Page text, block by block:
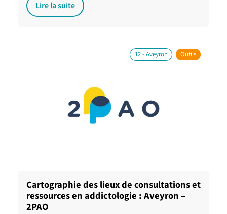
Lire la suite
12 - Aveyron Outils
Cartographie des lieux de consultations et
ressources en addictologie : Aveyron –
2PAO